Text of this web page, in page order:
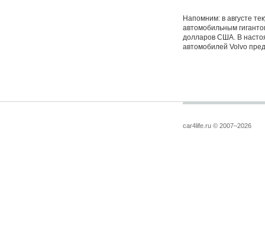
Напомним: в августе
автомобильным
долларов США. В
автомобилей Volvo
car4life.ru © 2007–2026